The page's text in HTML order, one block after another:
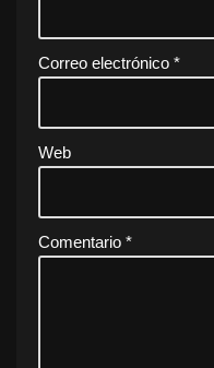
Correo electrónico *
Web
Comentario *